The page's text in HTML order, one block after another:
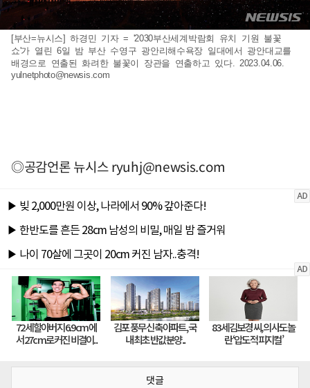
[부산=뉴시스] 하경민 기자 = '2030부산세계박람회 유치 기원 불꽃
쇼'가 열린 6일 밤 부산 수영구 광안리해수욕장 일대에서 광안대교를
배경으로 연출된 화려한 불꽃이 장관을 연출하고 있다. 2023.04.06.
yulnetphoto@newsis.com
◎공감언론 뉴시스ryuhj@newsis.com
댓글